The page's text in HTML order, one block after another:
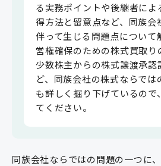
る実務ポイントや後継者によ
得方法と留意点など、同族会
伴って生じる問題点について
営権確保のための株式買取り
少数株主からの株式譲渡承認
ど、同族会社の株式ならでは
も詳しく掘り下げているので
てください。
同族会社ならではの問題の一つに